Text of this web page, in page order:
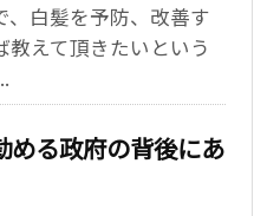
、白髪を予防、改善す
教えて頂きたいという
める政府の背後にあ